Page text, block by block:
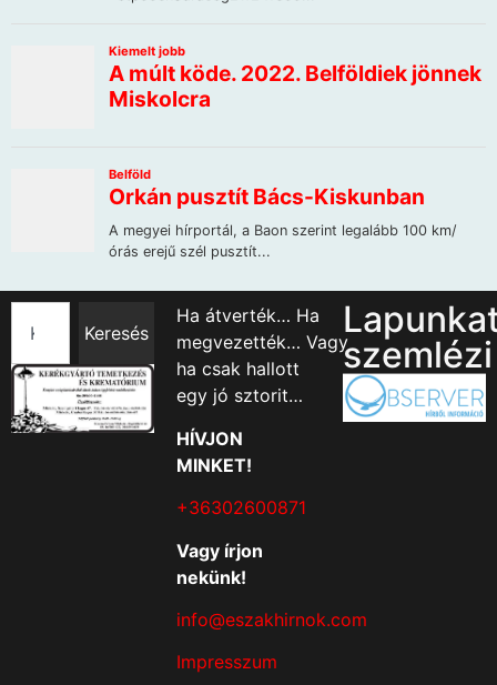
Keresés
Ha átverték… Ha
megvezették… Vagy
ha csak hallott
egy jó sztorit…
HÍVJON
MINKET!
+36302600871
Vagy írjon
nekünk!
info@eszakhirnok.com
Impresszum
szemlézi